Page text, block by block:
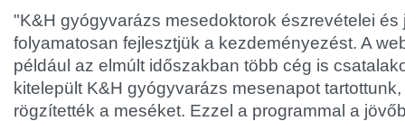
"K&H gyógyvarázs mesedoktorok észrevételei és
folyamatosan fejlesztjük a kezdeményezést. A
például az elmúlt időszakban több cég is
kitelepült K&H gyógyvarázs mesenapot
rögzítették a meséket. Ezzel a programmal a